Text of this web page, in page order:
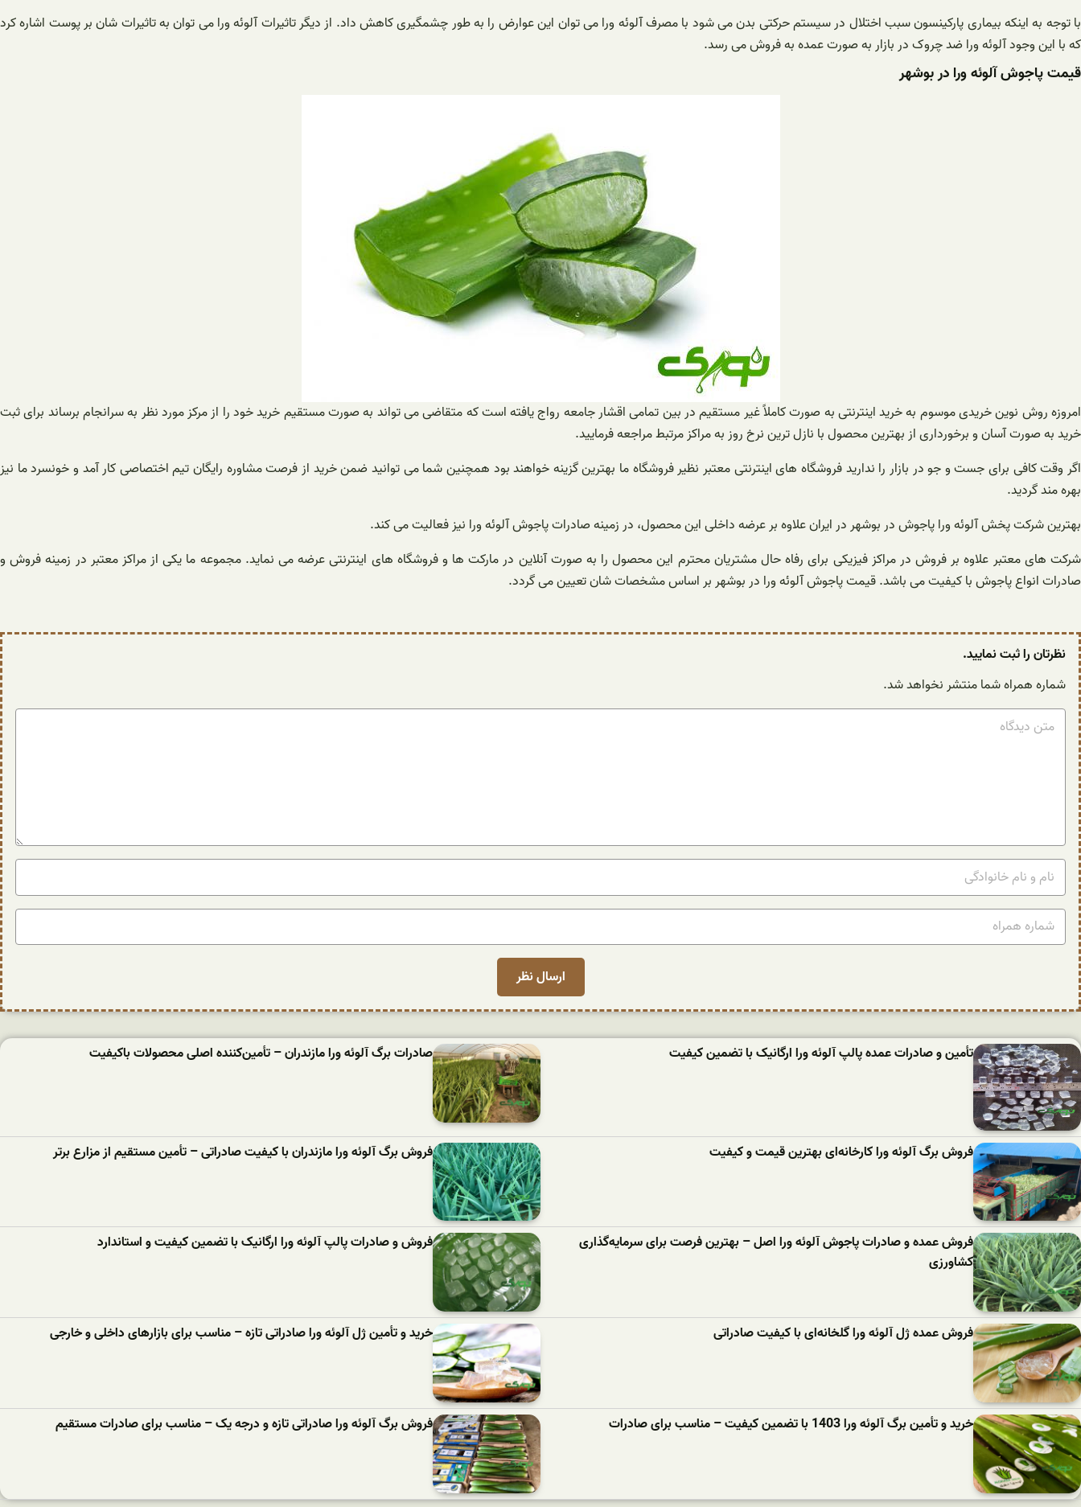
با توجه به اینکه بیماری پارکینسون سبب اختلال در سیستم حرکتی بدن می شود با مصرف آلوئه ورا می توان این عوارض را به طور چشمگیری کاهش داد. از دیگر تاثیرات آلوئه ورا می توان به تاثیرات شان بر پوست اشاره کرد
که با این وجود آلوئه ورا ضد چروک در بازار به صورت عمده به فروش می رسد.
قیمت پاجوش آلوئه ورا در بوشهر
امروزه روش نوین خریدی موسوم به خرید اینترنتی به صورت کاملاً غیر مستقیم در بین تمامی اقشار جامعه رواج یافته است که متقاضی می تواند به صورت مستقیم خرید خود را از مرکز مورد نظر به سرانجام برساند برای ثبت
خرید به صورت آسان و برخورداری از بهترین محصول با نازل ترین نرخ روز به مراکز مرتبط مراجعه فرمایید.
اگر وقت کافی برای جست و جو در بازار را ندارید فروشگاه های اینترنتی معتبر نظیر فروشگاه ما بهترین گزینه خواهند بود همچنین شما می توانید ضمن خرید از فرصت مشاوره رایگان تیم اختصاصی کار آمد و خونسرد ما نیز
بهره مند گردید.
بهترین شرکت پخش آلوئه ورا پاجوش در بوشهر در ایران علاوه بر عرضه داخلی این محصول، در زمینه صادرات پاجوش آلوئه ورا نیز فعالیت می کند.
شرکت های معتبر علاوه بر فروش در مراکز فیزیکی برای رفاه حال مشتریان محترم این محصول را به صورت آنلاین در مارکت ها و فروشگاه های اینترنتی عرضه می نماید. مجموعه ما یکی از مراکز معتبر در زمینه فروش و
صادرات انواع پاجوش با کیفیت می باشد. قیمت پاجوش آلوئه ورا در بوشهر بر اساس مشخصات شان تعیین می گردد.
نظرتان را ثبت نمایید.
شماره همراه شما منتشر نخواهد شد.
تأمین و صادرات عمده پالپ آلوئه‌ ورا ارگانیک با تضمین کیفیت صادرات برگ آلوئه‌ ورا مازندران – تأمین‌کننده اصلی محصولات باکیفیت
فروش برگ آلوئه‌ ورا کارخانه‌ای بهترین قیمت و کیفیت فروش برگ آلوئه‌ ورا مازندران با کیفیت صادراتی – تأمین مستقیم از مزارع برتر
فروش عمده و صادرات پاجوش آلوئه‌ ورا اصل – بهترین فرصت برای سرمایه‌گذاری
کشاورزی
فروش و صادرات پالپ آلوئه‌ ورا ارگانیک با تضمین کیفیت و استاندارد
فروش عمده ژل آلوئه‌ ورا گلخانه‌ای با کیفیت صادراتی خرید و تأمین ژل آلوئه‌ ورا صادراتی تازه – مناسب برای بازارهای داخلی و خارجی
خرید و تأمین برگ آلوئه‌ ورا 1403 با تضمین کیفیت – مناسب برای صادرات فروش برگ آلوئه‌ ورا صادراتی تازه و درجه یک – مناسب برای صادرات مستقیم